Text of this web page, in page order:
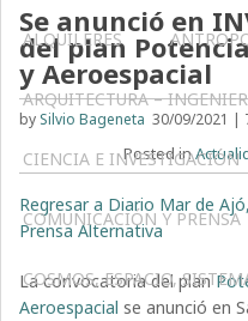
ALQUILERES
ARQUITECTURA –
CIENCIA E INVESTIGACIÓN
COMUNICACIÓN Y PRENSA
COSMOS, ESPACIO,
Se anunció en
del plan
y Aeroespacial
by Silvio Bageneta 30/09/2021 |
Posted in
Regresar a Diario Mar de
Prensa Alternativa
La convocatoria del plan
Aeroespacial se anunció en